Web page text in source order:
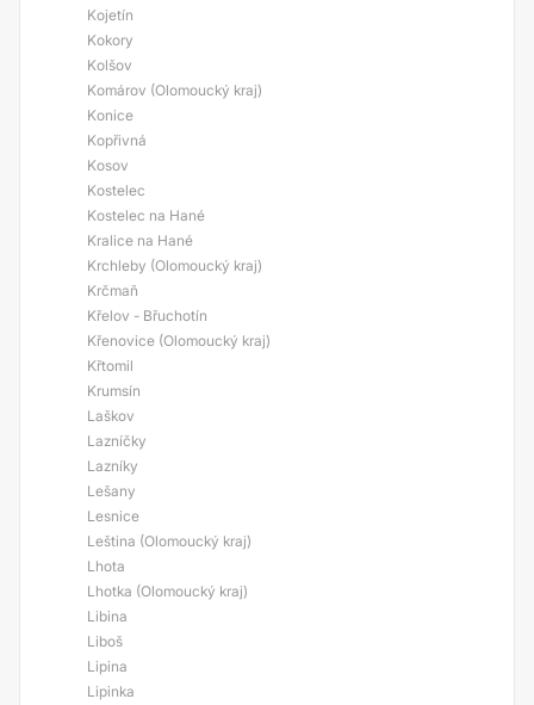
Kojetín
Kokory
Kolšov
Komárov (Olomoucký kraj)
Konice
Kopřivná
Kosov
Kostelec
Kostelec na Hané
Kralice na Hané
Krchleby (Olomoucký kraj)
Krčmaň
Křelov - Břuchotín
Křenovice (Olomoucký kraj)
Křtomil
Krumsín
Laškov
Lazníčky
Lazníky
Lešany
Lesnice
Leština (Olomoucký kraj)
Lhota
Lhotka (Olomoucký kraj)
Libina
Liboš
Lipina
Lipinka